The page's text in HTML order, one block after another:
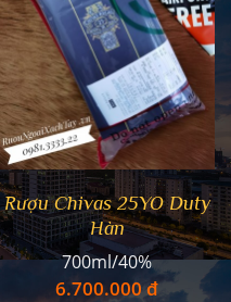
Rượu Chivas 25YO Duty
Hàn
700ml/40%
6.700.000 đ